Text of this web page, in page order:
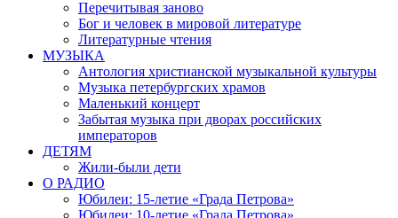
Перечитывая заново
Бог и человек в мировой литературе
Литературные чтения
МУЗЫКА
Антология христианской музыкальной культуры
Музыка петербургских храмов
Маленький концерт
Забытая музыка при дворах российских
императоров
ДЕТЯМ
Жили-были дети
О РАДИО
Юбилеи: 15-летие «Града Петрова»
Юбилеи: 10-летие «Града Петрова»